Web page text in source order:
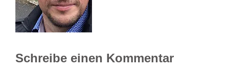
Schreibe einen Kommentar